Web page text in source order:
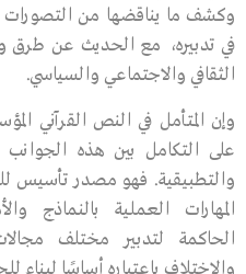
وكشف ما يناقضها من التصورات
في تدبيره، مع الحديث عن طرق
الثقافي والاجتماعي والسياسي.
وإن المتأمل في النص القرآني
على التكامل بين هذه الجوانب
والتطبيقية. فهو مصدر تأسيس
المهارات العملية بالنماذج
الحاكمة لتدبير مختلف
والاختلاف باعتباره أساسًا لبناء